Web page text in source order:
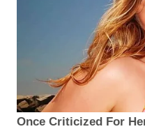
Once Criticized For